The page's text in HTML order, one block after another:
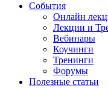
События
Онлайн
Лекции и
Вебинары
Коучинги
Тренинги
Форумы
Полезные статьи